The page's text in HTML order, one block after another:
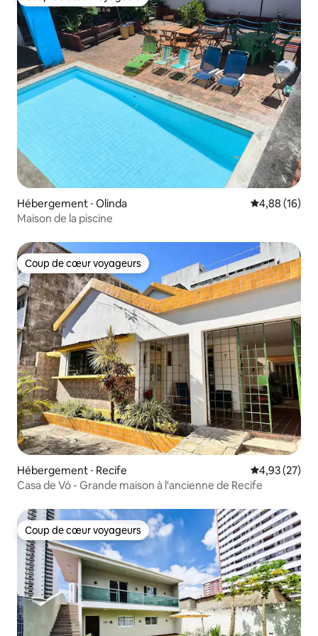
Hébergement ⋅ Olinda Évaluation
4,88 (16)
Maison de la piscine
Coup de cœur voyageurs
Coup de cœur voyageurs
Hébergement ⋅ Recife Évaluation
4,93 (27)
Casa de Vó - Grande maison à l'ancienne de Recife
Coup de cœur voyageurs
Coup de cœur voyageurs